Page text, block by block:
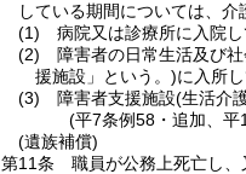
している期間については、介
(1)
病院又は診療所に入院
(2)
障害者の日常生活及び
援施設」という。)に入所
(3)
障害者支援施設(生活介
(平7条例58・追加、
(遺族補償)
第11条
職員が公務上死亡し